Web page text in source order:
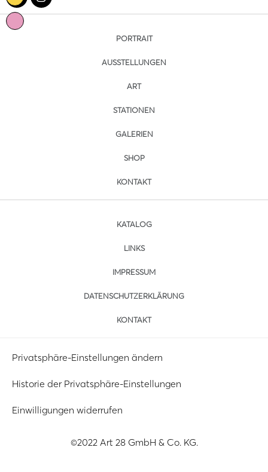
PORTRAIT
AUSSTELLUNGEN
ART
STATIONEN
GALERIEN
SHOP
KONTAKT
KATALOG
LINKS
IMPRESSUM
DATENSCHUTZERKLÄRUNG
KONTAKT
Privatsphäre-Einstellungen ändern
Historie der Privatsphäre-Einstellungen
Einwilligungen widerrufen
©2022 Art 28 GmbH & Co. KG.